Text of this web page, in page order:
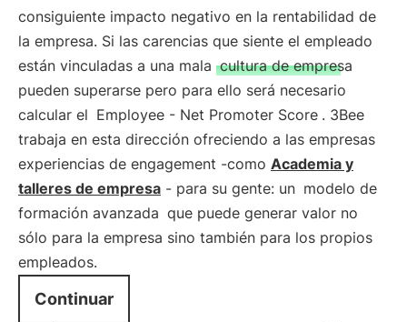
consiguiente impacto negativo en la rentabilidad de
la empresa. Si las carencias que siente el empleado
están vinculadas a una mala cultura de empresa
pueden superarse pero para ello será necesario
calcular el Employee - Net Promoter Score . 3Bee
trabaja en esta dirección ofreciendo a las empresas
experiencias de engagement -como Academia y
talleres de empresa - para su gente: un modelo de
formación avanzada que puede generar valor no
sólo para la empresa sino también para los propios
empleados.
Continuar